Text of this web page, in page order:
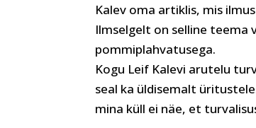
Kalev oma artiklis, mis
Ilmselgelt on selline teema
pommiplahvatusega.
Kogu Leif Kalevi arutelu
seal ka üldisemalt
mina küll ei näe, et